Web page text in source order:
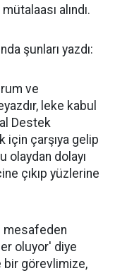
alındı.
şunları yazdı:
ve
leke kabul
Destek
için çarşıya gelip
olaydan dolayı
çıkıp yüzlerine
mesafeden
oluyor' diye
bir görevlimize,